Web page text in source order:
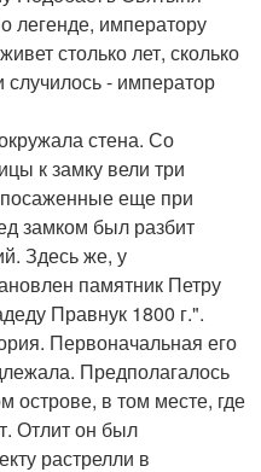
легенде, императору
столько лет, сколько
случилось - император
стена. Со
к замку вели три
еще при
замком был разбит
Здесь же, у
памятник Петру
Правнук 1800 г.".
Первоначальная его
Предполагалось
острове, в том месте, где
Отлит он был
растрелли в